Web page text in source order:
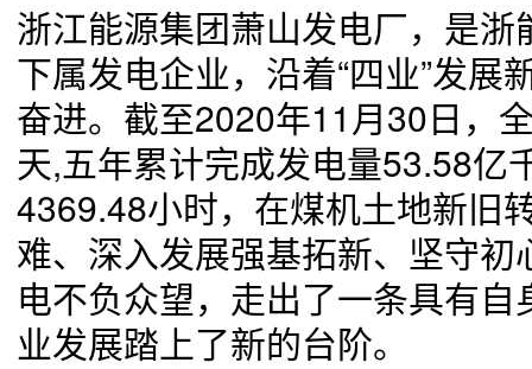
浙江能源集团萧山发电厂，是
下属发电企业，沿着“四业”发展
奋进。截至2020年11月30日，
天,五年累计完成发电量53.58亿
4369.48小时，在煤机土地新旧
难、深入发展强基拓新、坚守
电不负众望，走出了一条具有
业发展踏上了新的台阶。